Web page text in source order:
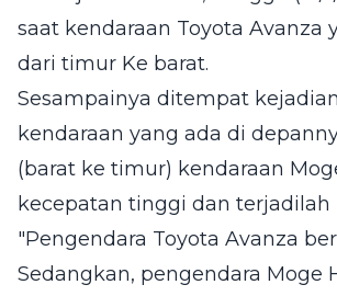
saat kendaraan Toyota
dari timur Ke barat.
Sesampainya ditempat
kendaraan yang ada di
(barat ke timur) kendaraan
kecepatan tinggi dan terjadilah
"Pengendara Toyota Avanza
Sedangkan, pengendara Moge